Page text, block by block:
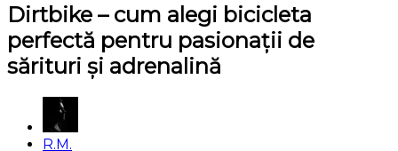
Dirtbike – cum alegi bicicleta
perfectă pentru pasionații de
sărituri și adrenalină
Posted
R.M.